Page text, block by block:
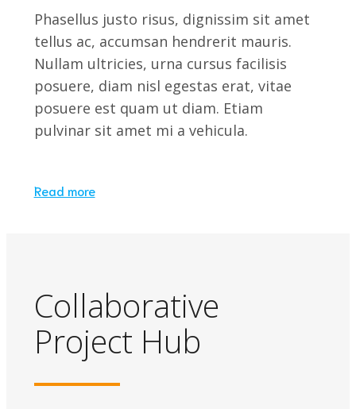
Phasellus justo risus, dignissim sit amet
tellus ac, accumsan hendrerit mauris.
Nullam ultricies, urna cursus facilisis
posuere, diam nisl egestas erat, vitae
posuere est quam ut diam. Etiam
pulvinar sit amet mi a vehicula.
Read more
Collaborative
Project Hub